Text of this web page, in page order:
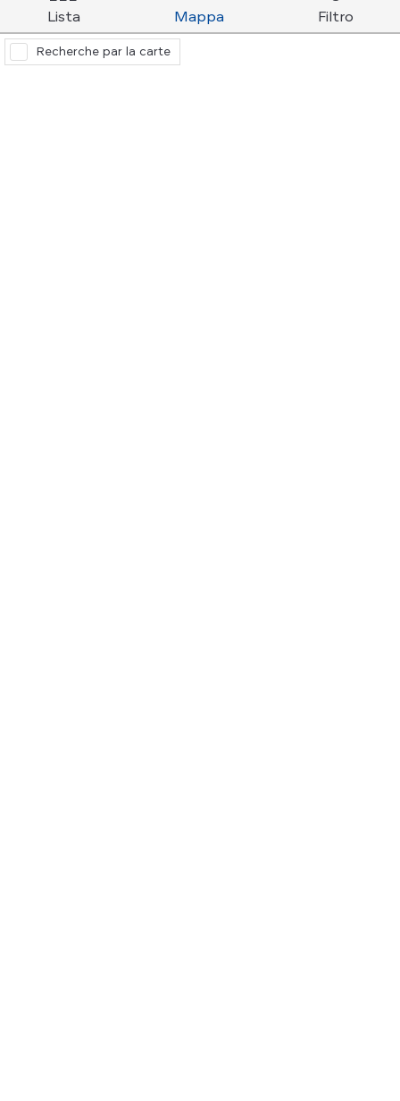
Lista Mappa Filtro
Recherche par la carte